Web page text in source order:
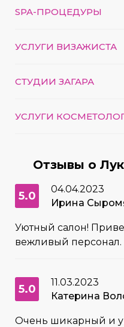
SPA-ПРОЦЕДУРЫ
УСЛУГИ ВИЗАЖИСТА
СТУДИИ ЗАГАРА
УСЛУГИ
Отзывы о
5.0
04.04.2023
Ирина
Уютный салон!
вежливый персонал.
5.0
11.03.2023
Катерина
Очень шикарный и